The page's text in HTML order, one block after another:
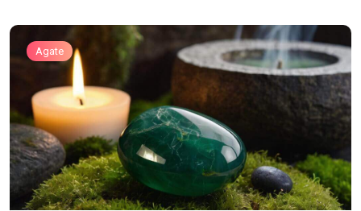
Agate